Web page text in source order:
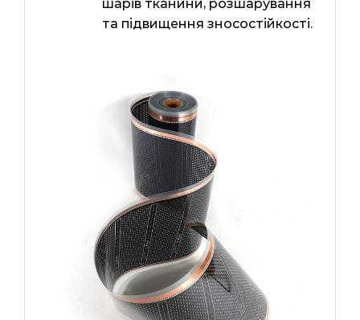
шарів тканини, розшарування
та підвищення зносостійкості.